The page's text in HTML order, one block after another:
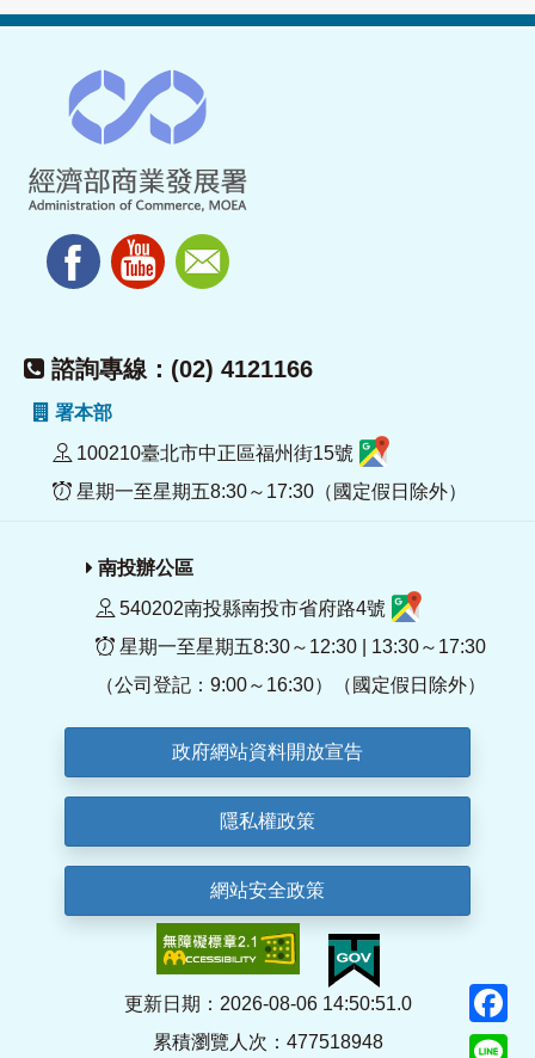
諮詢專線：(02) 4121166
署本部
100210臺北市中正區福州街15號
星期一至星期五8:30～17:30（國定假日除外）
南投辦公區
540202南投縣南投市省府路4號
星期一至星期五8:30～12:30 | 13:30～17:30
（公司登記：9:00～16:30）（國定假日除外）
政府網站資料開放宣告
隱私權政策
網站安全政策
更新日期：2026-08-06 14:50:51.0
累積瀏覽人次：477518948